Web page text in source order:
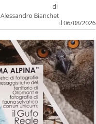
di
Alessandro Bianchet
il 06/08/2026